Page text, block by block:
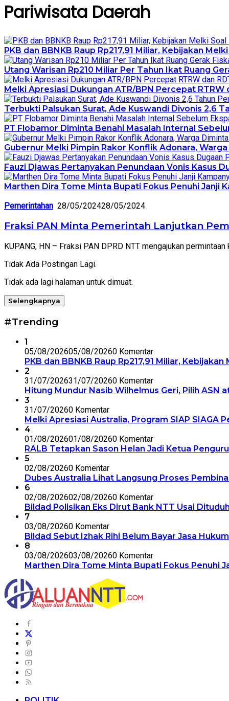
Pariwisata Daerah
PKB dan BBNKB Raup Rp217,91 Miliar, Kebijakan
Utang Warisan Rp210 Miliar Per Tahun Ikat Ruang
Melki Apresiasi Dukungan ATR/BPN Percepat RTRW
Terbukti Palsukan Surat, Ade Kuswandi Divonis 2,6
PT Flobamor Diminta Benahi Masalah Internal
Gubernur Melki Pimpin Rakor Konflik Adonara,
Fauzi Djawas Pertanyakan Penundaan Vonis Kasus
Marthen Dira Tome Minta Bupati Fokus Penuhi Janji
Pemerintahan 28/05/202428/05/2024
Fraksi PAN Minta Pemerintah Lanjutkan
KUPANG, HN – Fraksi PAN DPRD NTT mengajukan
Tidak Ada Postingan Lagi.
Tidak ada lagi halaman untuk dimuat.
Selengkapnya
#Trending
1
05/08/202605/08/20260 Komentar
PKB dan BBNKB Raup Rp217,91 Miliar,
2
31/07/202631/07/20260 Komentar
Hitung Mundur Nasib Wilhelmus Geri, Pilih ASN
3
31/07/20260 Komentar
Melki Apresiasi Australia, Program SIAP SIAGA
4
01/08/202601/08/20260 Komentar
RALB Tetapkan Sason Helan Jadi Ketua
5
02/08/20260 Komentar
Dubes Australia Lihat Langsung Proses
6
02/08/202602/08/20260 Komentar
Bildad Polisikan Eks Dirut Bank NTT Usai
7
03/08/20260 Komentar
Bildad Sebut Izhak Rihi Belum Bayar Jasa
8
03/08/202603/08/20260 Komentar
Marthen Dira Tome Minta Bupati Fokus Penuhi